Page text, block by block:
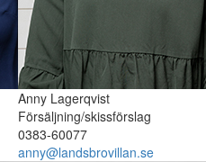
Anny Lagerqvist
Försäljning/skissförslag
0383-60077
anny@landsbrovillan.se